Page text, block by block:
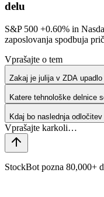
delu
S&P 500 +0.60% in
zaposlovanja spodbuja
Vprašajte o tem
Zakaj je julija v ZDA
Katere tehnološke delnice
Kdaj bo naslednja
StockBot pozna 80,000+